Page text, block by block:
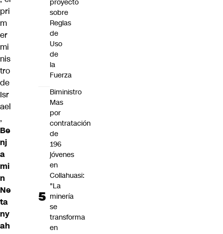
pri
m
er
mi
nis
tro
de
Isr
ael
,
Be
nj
a
mi
n
Ne
ta
ny
ah
proyecto
sobre
Reglas
de
Uso
de
la
Fuerza
Biministro
Mas
por
contratación
de
196
jóvenes
en
Collahuasi:
"La
minería
se
transforma
en